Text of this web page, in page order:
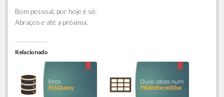
Bom pessoal, por hoje é só.
Abraços e até a próxima.
Relacionado